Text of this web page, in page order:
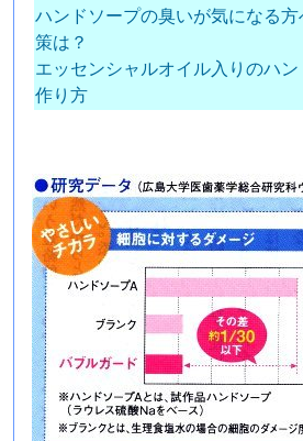
ハンドソープの臭いが気になる
策は？
エッセンシャルオイル入りのハ
作り方